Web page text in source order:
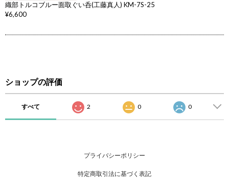
織部トルコブルー面取ぐい呑(工藤真人) KM-7S-25
¥6,600
ショップの評価
すべて 2 0 0
プライバシーポリシー
特定商取引法に基づく表記